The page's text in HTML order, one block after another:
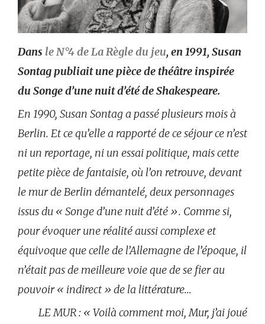
Dans le N°4 de La Règle du jeu, en 1991, Susan
Sontag publiait une pièce de théâtre inspirée
du Songe d’une nuit d’été de Shakespeare.
En 1990, Susan Sontag a passé plusieurs mois à
Berlin. Et ce qu’elle a rapporté de ce séjour ce n’est
ni un reportage, ni un essai politique, mais cette
petite pièce de fantaisie, où l’on retrouve, devant
le mur de Berlin démantelé, deux personnages
issus du « Songe d’une nuit d’été ». Comme si,
pour évoquer une réalité aussi complexe et
équivoque que celle de l’Allemagne de l’époque, il
n’était pas de meilleure voie que de se fier au
pouvoir « indirect » de la littérature…
LE MUR : « Voilà comment moi, Mur, j’ai joué